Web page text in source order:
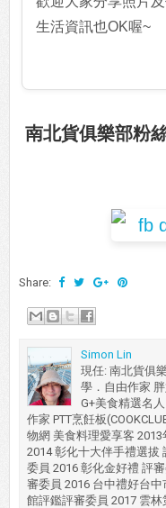
生活資訊也OK喔~
南北貨俱樂部粉
Share:
Simon Lin
現任: 南北貨俱
學．自由作家
G+美食精選名
作家 PTT烹飪板
物網 美食料理愛享客
2014 彰化十大伴手禮選拔
委員 2016 彰化金好禮 評
審委員 2016 台中禮好台
館評鑑評審委員 2017 雲